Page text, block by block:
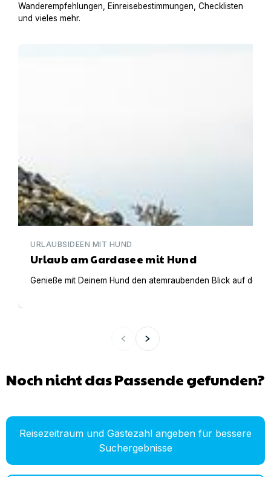
Wanderempfehlungen, Einreisebestimmungen, Checklisten
und vieles mehr.
URLAUBSIDEEN MIT HUND
Urlaub am Gardasee mit Hund
Genieße mit Deinem Hund den atemraubenden Blick auf den
Noch nicht das Passende gefunden?
Reisezeitraum und Gästezahl angeben für bessere
Suchergebnisse